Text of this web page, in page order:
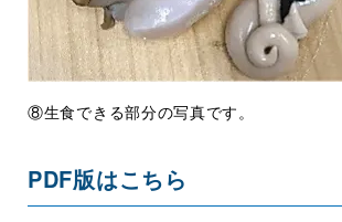
⑧生食できる部分の写真です。
PDF版はこちら